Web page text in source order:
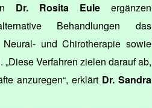
Dr. Rosita Eule ergänzen
Behandlungen das
und Chirotherapie sowie
Verfahren zielen darauf ab,
anzuregen“, erklärt Dr. Sandra